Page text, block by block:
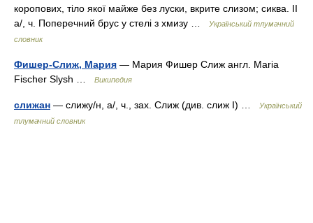
коропових, тіло якої майже без луски, вкрите слизом; сиква. II
а/, ч. Поперечний брус у стелі з хмизу …
Український тлумачний
словник
Фишер-Слиж, Мария — Мария Фишер Слиж англ. Maria
Fischer Slysh …
Википедия
слижан — слижу/н, а/, ч., зах. Слиж (див. слиж I) …
Український
тлумачний словник